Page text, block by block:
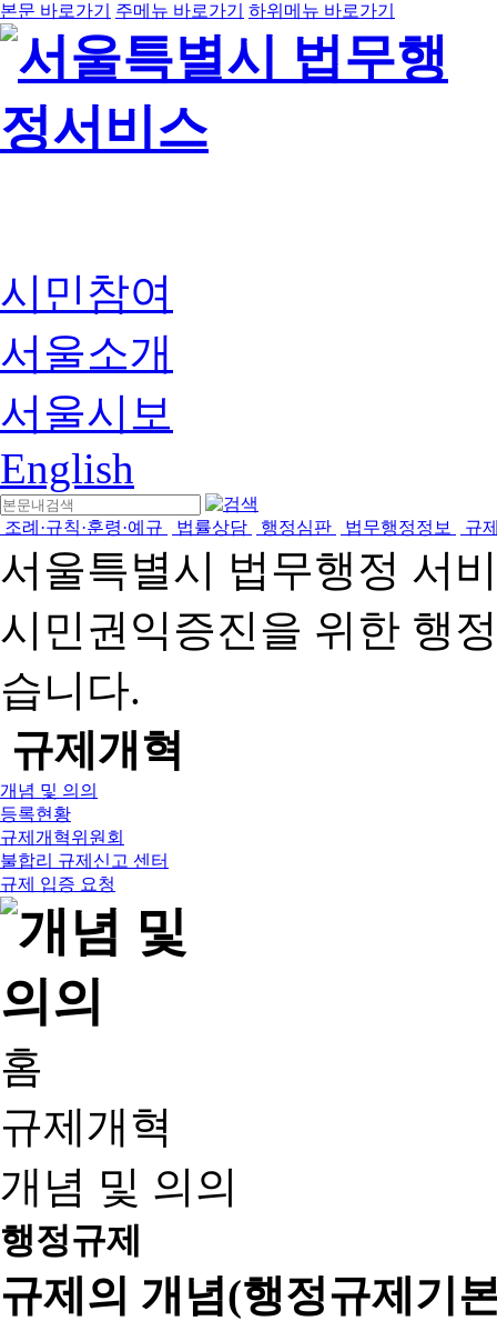
본문 바로가기 주메뉴 바로가기 하위메뉴 바로가기
시민참여
서울소개
서울시보
English
조례·규칙·훈령·예규 법률상담 행정심판 법무행정정보 규
서울특별시 법무행정 서
시민권익증진을 위한 행
습니다.
규제개혁
개념 및 의의
등록현황
규제개혁위원회
불합리 규제신고 센터
규제 입증 요청
홈
규제개혁
개념 및 의의
행정규제
규제의 개념(행정규제기